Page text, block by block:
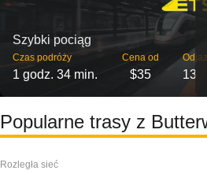
Szybki pociąg
Czas podróży
1 godz. 34 min.
Cena od
$35 13
Popularne trasy z
Rozległa sieć